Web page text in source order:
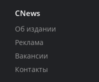
CNews
Об издании
Реклама
Вакансии
Контакты